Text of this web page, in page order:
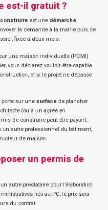
est-il gratuit ?
est une démarche
la demande à la mairie puis de
fixée à deux mois.
une maison individuelle (PCMI)
vous déclarez vouloir être capable
et si le projet ne dépasse
porte sur une surface de plancher
(ou à un agréé en
de construire peut être payant.
un autre professionnel du bâtiment,
de maison.
un permis de
autre prestataire pour l’élaboration
liés au PC, le prix sera
du contrat.